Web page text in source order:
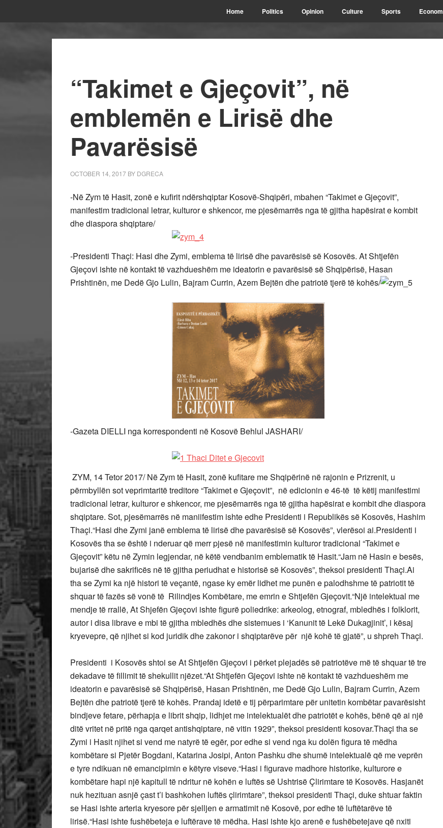
Home Politics Opinion Culture Sports
“Takimet e Gjeçovit”, në
emblemën e Lirisë dhe
Pavarësisë
OCTOBER 14, 2017 BY DGRECA
-Në Zym të Hasit, zonë e kufirit ndërshqiptar Kosovë-Shqipëri, mbahen “Takimet e Gjeçovit”,
manifestim tradicional letrar, kulturor e shkencor, me pjesëmarrës nga të gjitha hapësirat e kombit
dhe diaspora shqiptare/
-Presidenti Thaçi: Hasi dhe Zymi, emblema të lirisë dhe pavarësisë së Kosovës. At Shtjefën
Gjeçovi ishte në kontakt të vazhdueshëm me ideatorin e pavarësisë së Shqipërisë, Hasan
Prishtinën, me Dedë Gjo Lulin, Bajram Currin, Azem Bejtën dhe patriotë tjerë të kohës/
-Gazeta DIELLI nga korrespondenti në Kosovë Behlul JASHARI/
ZYM, 14 Tetor 2017/ Në Zym të Hasit, zonë kufitare me Shqipërinë në rajonin e Prizrenit, u
përmbyllën sot veprimtaritë treditore “Takimet e Gjeçovit”, në edicionin e 46-të të këtij manifestimi
tradicional letrar, kulturor e shkencor, me pjesëmarrës nga të gjitha hapësirat e kombit dhe diaspora
shqiptare. Sot, pjesëmarrës në maniifestim ishte edhe Presidenti i Republikës së Kosovës, Hashim
Thaçi.“Hasi dhe Zymi janë emblema të lirisë dhe pavarësisë së Kosovës”, vlerësoi ai.Presidenti i
Kosovës tha se është i nderuar që merr pjesë në manifestimin kulturor tradicional “Takimet e
Gjeçovit” këtu në Zymin legjendar, në këtë vendbanim emblematik të Hasit.“Jam në Hasin e besës,
bujarisë dhe sakrificës në të gjitha periudhat e historisë së Kosovës”, theksoi presidenti Thaçi.Ai
tha se Zymi ka një histori të veçantë, ngase ky emër lidhet me punën e palodhshme të patriotit të
shquar të fazës së vonë të Rilindjes Kombëtare, me emrin e Shtjefën Gjeçovit.“Një intelektual me
mendje të rrallë, At Shjefën Gjeçovi ishte figurë poliedrike: arkeolog, etnograf, mbledhës i folklorit,
autor i disa librave e mbi të gjitha mbledhës dhe sistemues i ‘Kanunit të Lekë Dukagjinit’, i kësaj
kryevepre, që njihet si kod juridik dhe zakonor i shqiptarëve për një kohë të gjatë”, u shpreh Thaçi.
Presidenti i Kosovës shtoi se At Shtjefën Gjeçovi i përket plejadës së patriotëve më të shquar të tre
dekadave të fillimit të shekullit njëzet.“At Shtjefën Gjeçovi ishte në kontakt të vazhdueshëm me
ideatorin e pavarësisë së Shqipërisë, Hasan Prishtinën, me Dedë Gjo Lulin, Bajram Currin, Azem
Bejtën dhe patriotë tjerë të kohës. Prandaj idetë e tij përparimtare për unitetin kombëtar pavarësisht
bindjeve fetare, përhapja e librit shqip, lidhjet me intelektualët dhe patriotët e kohës, bënë që ai një
ditë vritet në pritë nga qarqet antishqiptare, në vitin 1929”, theksoi presidenti kosovar.Thaçi tha se
Zymi i Hasit njihet si vend me natyrë të egër, por edhe si vend nga ku dolën figura të mëdha
kombëtare si Pjetër Bogdani, Katarina Josipi, Anton Pashku dhe shumë intelektualë që me veprën
e tyre ndikuan në emancipimin e këtyre viseve.“Hasi i figurave madhore historike, kulturore e
kombëtare hapi një kapitull të ndritur në kohën e luftës së Ushtrisë Çlirimtare të Kosovës. Hasjanët
nuk hezituan asnjë çast t’i bashkohen luftës çlirimtare”, theksoi presidenti Thaçi, duke shtuar faktin
se Hasi ishte arteria kryesore për sjelljen e armatimit në Kosovë, por edhe të luftëtarëve të
lirisë.“Hasi ishte fushëbeteja e luftërave të mëdha. Hasi ishte kjo arenë e fushëbetejave që nxiti